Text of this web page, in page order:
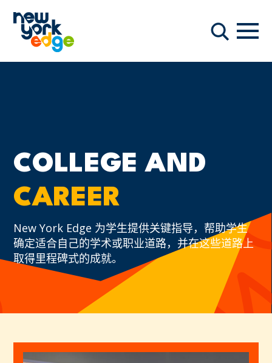
搜索
导航
COLLEGE AND
CAREER
New York Edge 为学生提供关键指导，帮助学生
确定适合自己的学术或职业道路，并在这些道路上
取得里程碑式的成就。